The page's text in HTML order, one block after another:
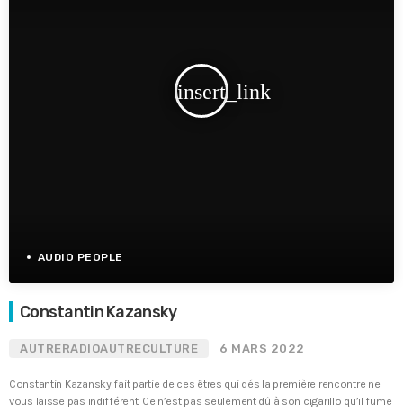
insert_link
AUDIO PEOPLE
Constantin Kazansky
AUTRERADIOAUTRECULTURE 6 MARS 2022
Constantin Kazansky fait partie de ces êtres qui dés la première rencontre ne
vous laisse pas indifférent. Ce n’est pas seulement dû à son cigarillo qu’il fume